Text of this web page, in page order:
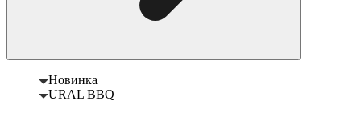
Новинка
URAL BBQ